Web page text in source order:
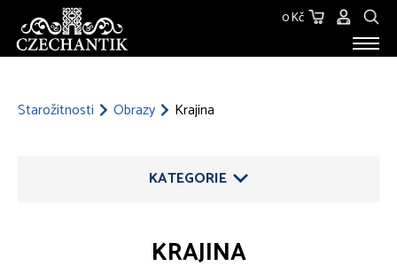
0 Kč
Starožitnosti Obrazy Krajina
KATEGORIE
KRAJINA